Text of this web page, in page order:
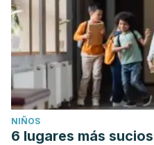
NIÑOS
6 lugares más